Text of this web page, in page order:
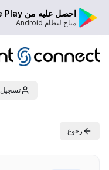
احصل عليه من Google Play
متاح لنظام Android
تسجيل
رجوع